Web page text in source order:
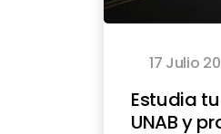
17 Julio
Estudia
UNAB y